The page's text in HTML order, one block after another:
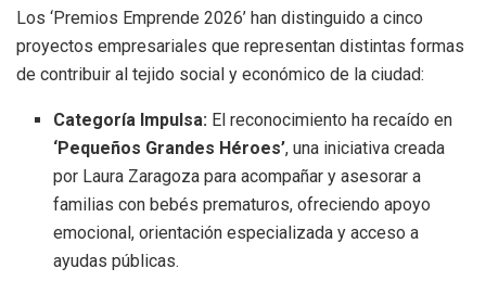
Los ‘Premios Emprende 2026’ han distinguido a cinco
proyectos empresariales que representan distintas formas
de contribuir al tejido social y económico de la ciudad:
Categoría Impulsa: El reconocimiento ha recaído en
‘Pequeños Grandes Héroes’, una iniciativa creada
por Laura Zaragoza para acompañar y asesorar a
familias con bebés prematuros, ofreciendo apoyo
emocional, orientación especializada y acceso a
ayudas públicas.